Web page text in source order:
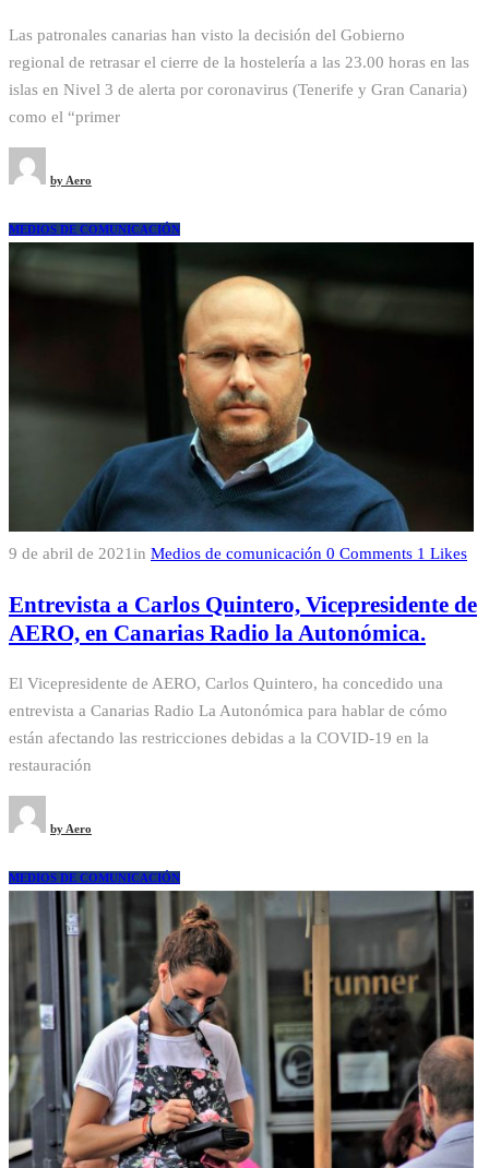
Las patronales canarias han visto la decisión del Gobierno
regional de retrasar el cierre de la hostelería a las 23.00 horas en las
islas en Nivel 3 de alerta por coronavirus (Tenerife y Gran Canaria)
como el “primer
by Aero
MEDIOS DE COMUNICACIÓN
9 de abril de 2021 in Medios de comunicación 0 Comments 1 Likes
Entrevista a Carlos Quintero, Vicepresidente de
AERO, en Canarias Radio la Autonómica.
El Vicepresidente de AERO, Carlos Quintero, ha concedido una
entrevista a Canarias Radio La Autonómica para hablar de cómo
están afectando las restricciones debidas a la COVID-19 en la
restauración
by Aero
MEDIOS DE COMUNICACIÓN